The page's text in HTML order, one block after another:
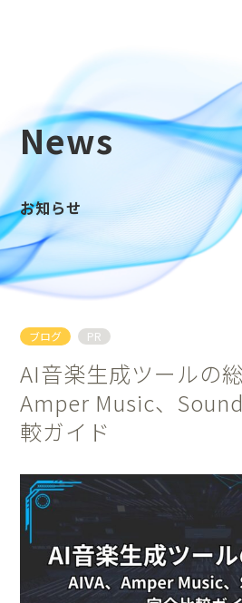
News
お知らせ
ブログ PR
AI音楽生成ツールの総
Amper Music、
較ガイド